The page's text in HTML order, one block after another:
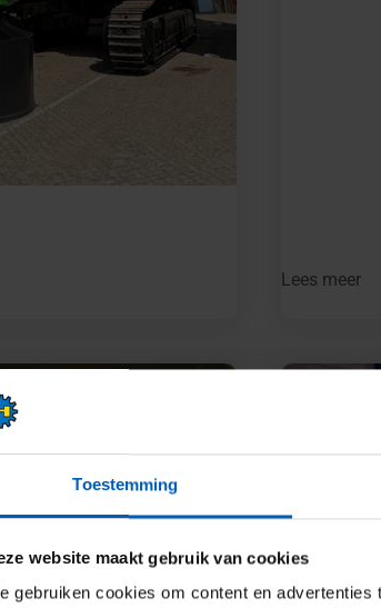
Toestemming
website maakt gebruik van cookies
gebruiken cookies om content en
Lees meer